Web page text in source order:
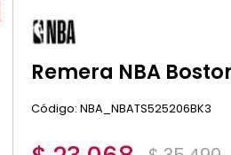
Remera NBA
: NBA_NBATS525206BK3